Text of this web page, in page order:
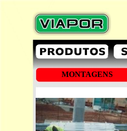
MONTAGENS